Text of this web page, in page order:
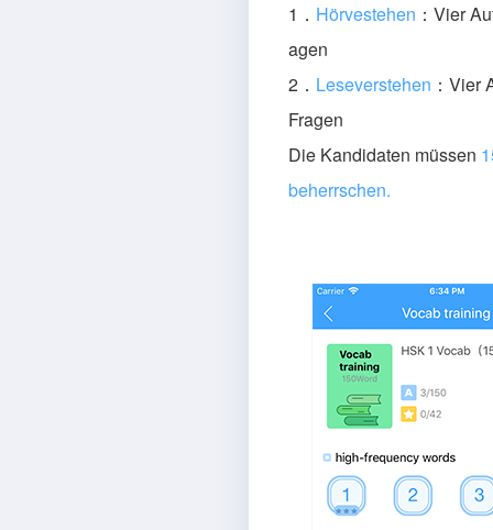
1． Hörvestehen ：Vier
agen
2． Leseverstehen ：Vier
Fragen
Die Kandidaten müssen
beherrschen.